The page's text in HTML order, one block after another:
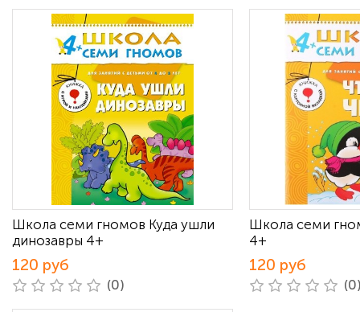
Школа семи гномов Куда ушли
динозавры 4+
120 руб
(0)
Школа семи
4+
120 руб